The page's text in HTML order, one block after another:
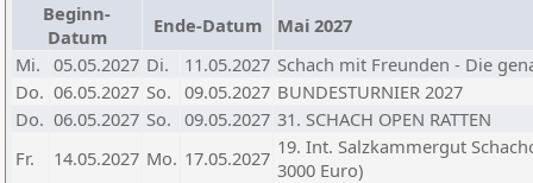
Beginn-
Datum
Ende-Datum
Mai 2027
Mi. 05.05.2027 Di. 11.05.2027 Schach mit Freunden - Die
Do. 06.05.2027 So. 09.05.2027 BUNDESTURNIER 2027
Do. 06.05.2027 So. 09.05.2027 31. SCHACH OPEN RATTEN
Fr.
14.05.2027 Mo. 17.05.2027 19. Int. Salzkammergut
3000 Euro)